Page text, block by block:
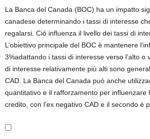
La Banca del Canada (BOC) ha un impatto
canadese determinando i tassi di interesse
regalarsi. Ciò influenza il livello dei tassi di
L’obiettivo principale del BOC è mantenere
3%adattando i tassi di interesse verso l’alto o
di interesse relativamente più alti sono
CAD. La Banca del Canada può anche
quantitativo e il rafforzamento per influenzare
credito, con l’ex negativo CAD e il secondo è